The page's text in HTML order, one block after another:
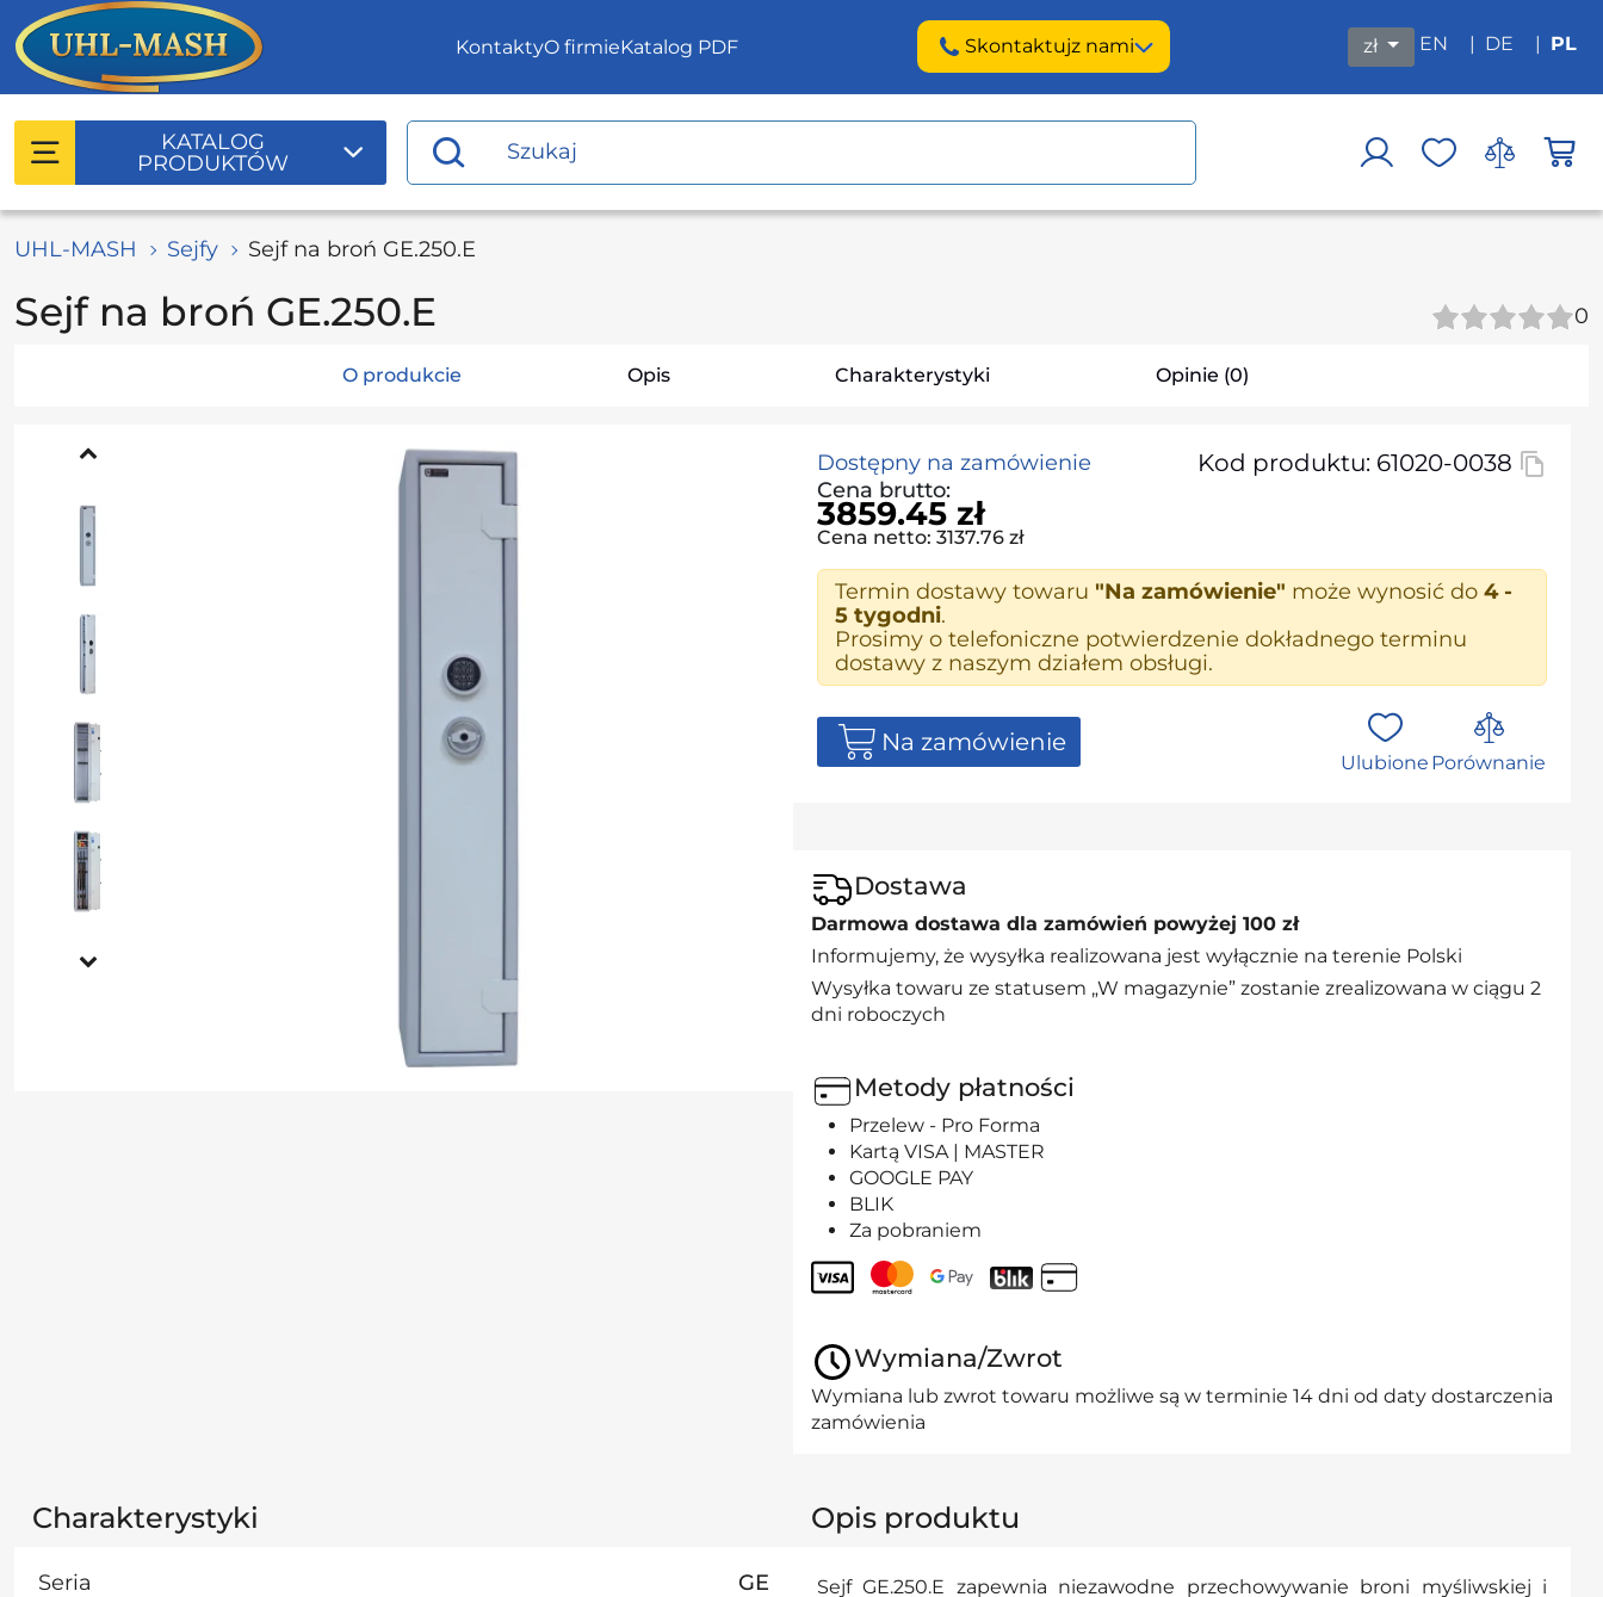
KontaktyO firmieKatalog PDF Skontaktujz nami zł EN | DE | PL
KATALOG
PRODUKTÓW
UHL-MASH Sejfy Sejf na broń GE.250.E
Sejf na broń GE.250.E 0
O produkcie Opis Charakterystyki Opinie (0)
Dostępny na zamówienie Kod produktu: 61020-0038
Cena brutto:
3859.45 zł
Cena netto: 3137.76 zł
Termin dostawy towaru "Na zamówienie" może wynosić do 4 -
5 tygodni.
Prosimy o telefoniczne potwierdzenie dokładnego terminu
dostawy z naszym działem obsługi.
Na zamówienie
Ulubione Porównanie
Dostawa
Darmowa dostawa dla zamówień powyżej 100 zł
Informujemy, że wysyłka realizowana jest wyłącznie na terenie Polski
Wysyłka towaru ze statusem „W magazynie” zostanie zrealizowana w ciągu 2
dni roboczych
Metody płatności
Przelew - Pro Forma
Kartą VISA | MASTER
GOOGLE PAY
BLIK
Za pobraniem
Wymiana/Zwrot
Wymiana lub zwrot towaru możliwe są w terminie 14 dni od daty dostarczenia
zamówienia
Charakterystyki
Seria
GE
Opis produktu
Sejf GE.250.E zapewnia niezawodne przechowywanie broni myśliwskiej i